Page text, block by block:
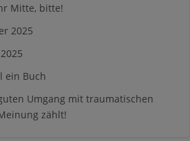
Mitte, bitte!
2025
ein Buch
Umgang mit traumatischen
zählt!